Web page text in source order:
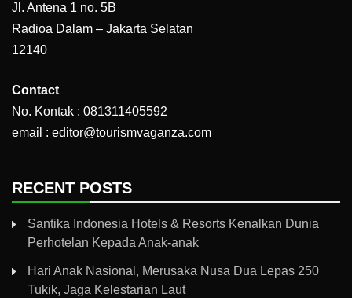
Jl. Antena 1 no. 5B
Radioa Dalam – Jakarta Selatan
12140
Contact
No. Kontak : 081311405592
email : editor@tourismvaganza.com
RECENT POSTS
Santika Indonesia Hotels & Resorts Kenalkan Dunia
Perhotelan Kepada Anak-anak
Hari Anak Nasional, Merusaka Nusa Dua Lepas 250
Tukik, Jaga Kelestarian Laut